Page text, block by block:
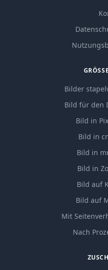
Bilder
Bild für den
Bild in
Bild in
Bild in
Bild in
Bild auf
Bild auf
Mit
Nach